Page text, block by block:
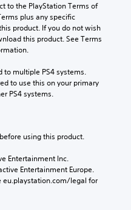
to the PlayStation Terms of
plus any specific
product. If you do not wish
this product. See Terms
multiple PS4 systems.
to use this on your primary
PS4 systems.
using this product.
Entertainment Inc.
Entertainment Europe.
eu.playstation.com/legal for